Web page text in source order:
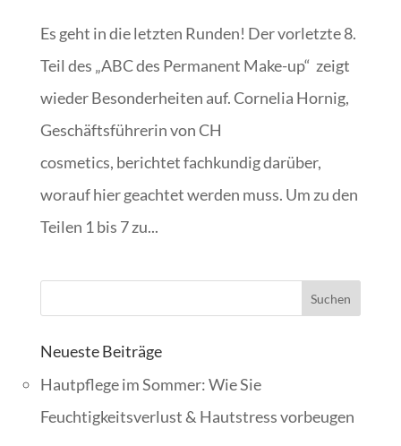
Es geht in die letzten Runden! Der vorletzte 8.
Teil des „ABC des Permanent Make-up“ zeigt
wieder Besonderheiten auf. Cornelia Hornig,
Geschäftsführerin von CH
cosmetics, berichtet fachkundig darüber,
worauf hier geachtet werden muss. Um zu den
Teilen 1 bis 7 zu...
Neueste Beiträge
Hautpflege im Sommer: Wie Sie
Feuchtigkeitsverlust & Hautstress vorbeugen